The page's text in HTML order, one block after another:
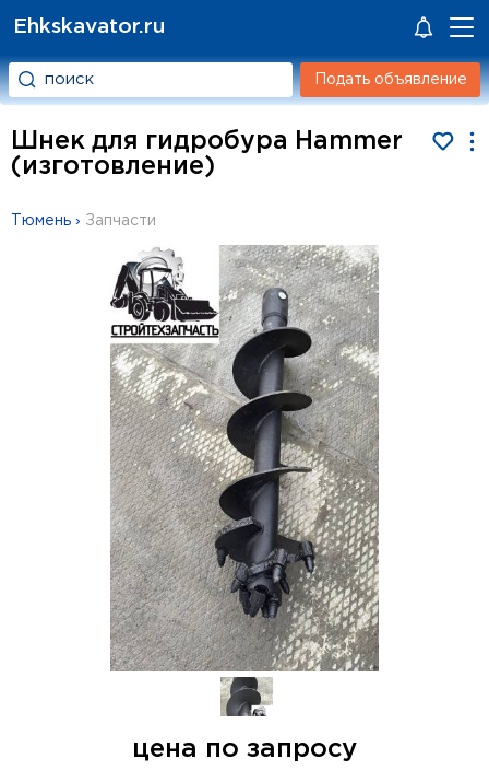
Ehkskavator.ru
Подать объявление
Шнек для гидробура Hammer
(изготовление)
Тюмень › Запчасти
цена по запросу